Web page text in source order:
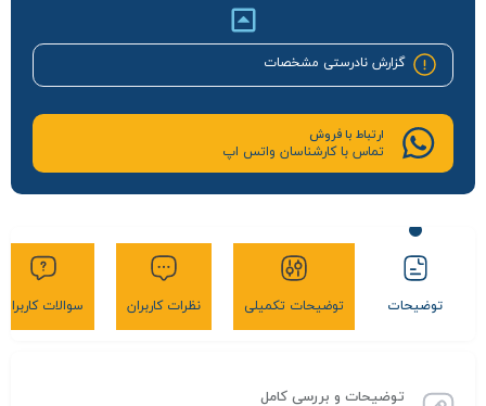
گزارش نادرستی مشخصات
ارتباط با فروش
تماس با کارشناسان واتس اپ
توضیحات توضیحات تکمیلی نظرات کاربران سوالات کاربران
توضیحات و بررسی کامل